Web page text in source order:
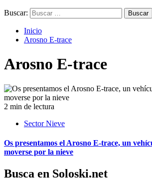
Buscar:
Inicio
Arosno E-trace
Arosno E-trace
2 min de lectura
Sector Nieve
Os presentamos el Arosno E-trace, un
moverse por la nieve
Busca en Soloski.net